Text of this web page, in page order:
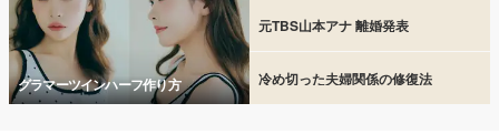
グラマーツインハーフ作り方
元TBS山本アナ 離婚発表
冷め切った夫婦関係の修復法